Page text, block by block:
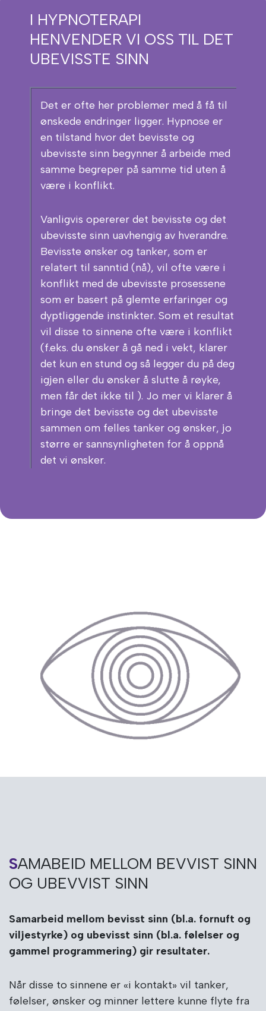
I HYPNOTERAPI
HENVENDER VI OSS TIL DET
UBEVISSTE SINN
Det er ofte her problemer med å få til
ønskede endringer ligger. Hypnose er
en tilstand hvor det bevisste og
ubevisste sinn begynner å arbeide med
samme begreper på samme tid uten å
være i konflikt.
Vanligvis opererer det bevisste og det
ubevisste sinn uavhengig av hverandre.
Bevisste ønsker og tanker, som er
relatert til sanntid (nå), vil ofte være i
konflikt med de ubevisste prosessene
som er basert på glemte erfaringer og
dyptliggende instinkter. Som et resultat
vil disse to sinnene ofte være i konflikt
(f.eks. du ønsker å gå ned i vekt, klarer
det kun en stund og så legger du på deg
igjen eller du ønsker å slutte å røyke,
men får det ikke til ). Jo mer vi klarer å
bringe det bevisste og det ubevisste
sammen om felles tanker og ønsker, jo
større er sannsynligheten for å oppnå
det vi ønsker.
SAMABEID MELLOM BEVVIST SINN
OG UBEVVIST SINN
Samarbeid mellom bevisst sinn (bl.a. fornuft og
viljestyrke) og ubevisst sinn (bl.a. følelser og
gammel programmering) gir resultater.
Når disse to sinnene er «i kontakt» vil tanker,
følelser, ønsker og minner lettere kunne flyte fra